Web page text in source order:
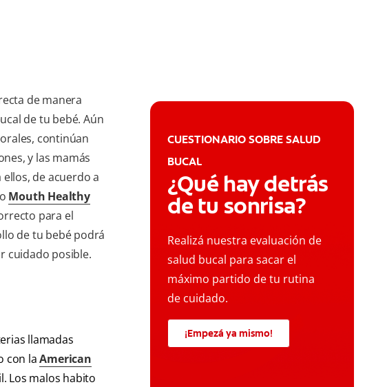
de manera
de tu bebé. Aún
continúan
y las mamás
de acuerdo a
Mouth Healthy
para el
de tu bebé podrá
cuidado posible.
llamadas
con laAmerican
Los malos habito
CUESTIONARIO SOBRE SALUD
BUCAL
¿Qué hay detrás
de tu sonrisa?
Realizá nuestra evaluación de
salud bucal para sacar el
máximo partido de tu rutina
de cuidado.
¡Empezá ya mismo!